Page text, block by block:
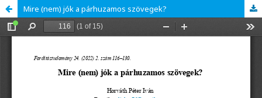
Mire (nem) jók a párhuzamos szövegek?